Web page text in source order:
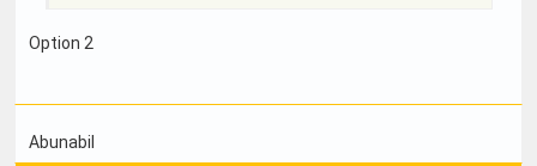
Option 2
Abunabil